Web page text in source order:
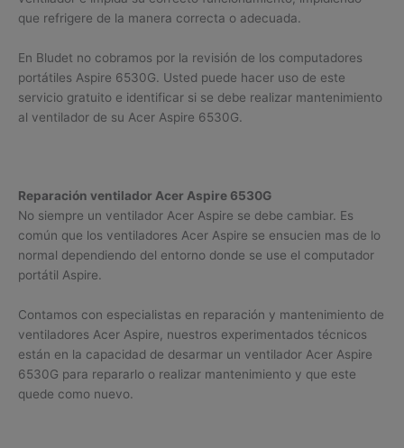
que refrigere de la manera correcta o adecuada.
En Bludet no cobramos por la revisión de los computadores
portátiles Aspire 6530G. Usted puede hacer uso de este
servicio gratuito e identificar si se debe realizar mantenimiento
al ventilador de su Acer Aspire 6530G.
Reparación ventilador Acer Aspire 6530G
No siempre un ventilador Acer Aspire se debe cambiar. Es
común que los ventiladores Acer Aspire se ensucien mas de lo
normal dependiendo del entorno donde se use el computador
portátil Aspire.
Contamos con especialistas en reparación y mantenimiento de
ventiladores Acer Aspire, nuestros experimentados técnicos
están en la capacidad de desarmar un ventilador Acer Aspire
6530G para repararlo o realizar mantenimiento y que este
quede como nuevo.